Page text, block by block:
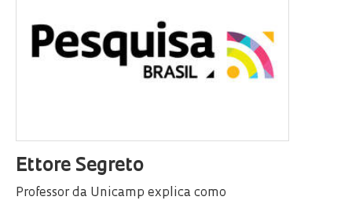
Ettore Segreto
Professor da Unicamp explica como